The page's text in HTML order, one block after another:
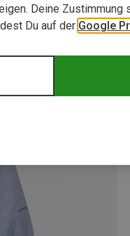
Deine Zustimmung
Du auf der Google